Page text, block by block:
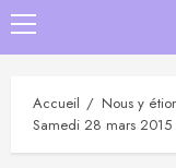
Primary
Menu
Accueil
Nous y
Samedi 28 mars 2015